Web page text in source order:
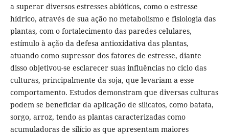
a superar diversos estresses abióticos, como o estresse
hídrico, através de sua ação no metabolismo e fisiologia das
plantas, com o fortalecimento das paredes celulares,
estímulo à ação da defesa antioxidativa das plantas,
atuando como supressor dos fatores de estresse, diante
disso objetivou-se esclarecer suas influências no ciclo das
culturas, principalmente da soja, que levariam a esse
comportamento. Estudos demonstram que diversas culturas
podem se beneficiar da aplicação de silicatos, como batata,
sorgo, arroz, tendo as plantas caracterizadas como
acumuladoras de silício as que apresentam maiores